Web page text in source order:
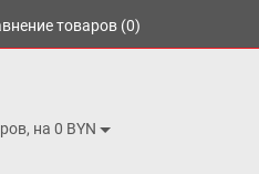
товаров (0)
на 0 BYN